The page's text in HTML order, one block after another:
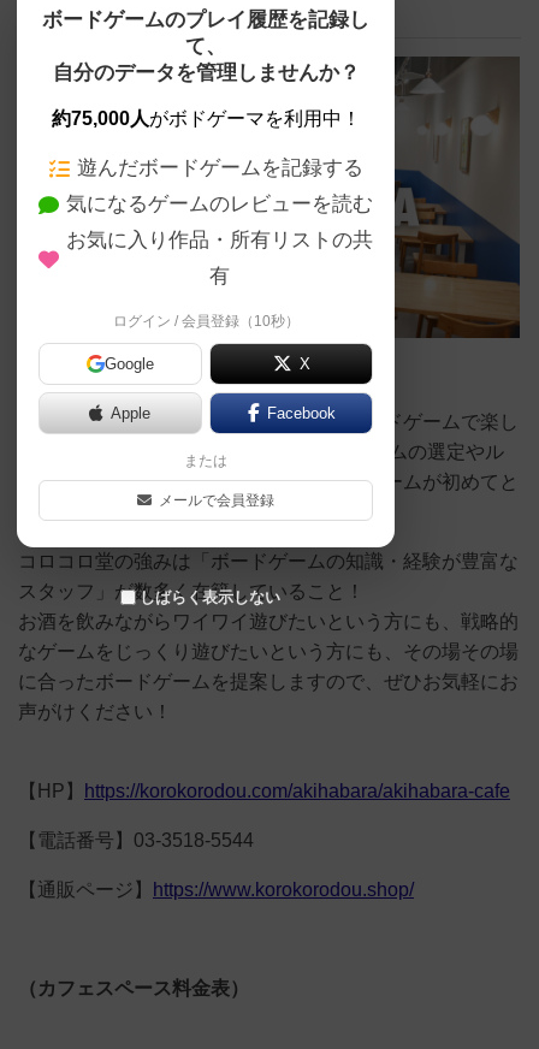
最新情報 夜コロinアキバ「空想科学ボードゲーム」
秋葉原・岩本町エリアにある、世界のボードゲームで楽し
めるカフェです。 スタッフがオススメゲームの選定やル
ール説明を丁寧に行いますので、ボードゲームが初めてと
いう方でも安心してご利用いただけます！
コロコロ堂の強みは「ボードゲームの知識・経験が豊富な
スタッフ」が数多く在籍していること！
お酒を飲みながらワイワイ遊びたいという方にも、戦略的
なゲームをじっくり遊びたいという方にも、その場その場
に合ったボードゲームを提案しますので、ぜひお気軽にお
声がけください！
【HP】 https://korokorodou.com/akihabara/akihabara-cafe
【電話番号】03-3518-5544
【通販ページ】 https://www.korokorodou.shop/
（カフェスペース料金表）
ボードゲームのプレイ履歴を記録し
て、
自分のデータを管理しませんか？
約75,000人がボドゲーマを利用中！
遊んだボードゲームを記録する
気になるゲームのレビューを読む
お気に入り作品・所有リストの共
有
ログイン / 会員登録（10秒）
Google X
Apple Facebook
または
メールで会員登録
しばらく表示しない